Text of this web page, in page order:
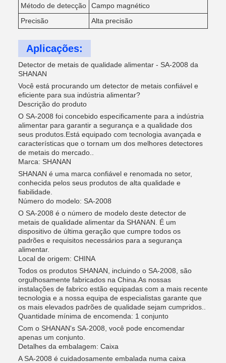
Método de detecção
Campo magnético
Precisão
Alta precisão
Aplicações:
Detector de metais de qualidade alimentar - SA-2008 da
SHANAN
Você está procurando um detector de metais confiável e
eficiente para sua indústria alimentar?
Descrição do produto
O SA-2008 foi concebido especificamente para a indústria
alimentar para garantir a segurança e a qualidade dos
seus produtos.Está equipado com tecnologia avançada e
características que o tornam um dos melhores detectores
de metais do mercado..
Marca: SHANAN
SHANAN é uma marca confiável e renomada no setor,
conhecida pelos seus produtos de alta qualidade e
fiabilidade.
Número do modelo: SA-2008
O SA-2008 é o número de modelo deste detector de
metais de qualidade alimentar da SHANAN. É um
dispositivo de última geração que cumpre todos os
padrões e requisitos necessários para a segurança
alimentar.
Local de origem: CHINA
Todos os produtos SHANAN, incluindo o SA-2008, são
orgulhosamente fabricados na China.As nossas
instalações de fabrico estão equipadas com a mais recente
tecnologia e a nossa equipa de especialistas garante que
os mais elevados padrões de qualidade sejam cumpridos..
Quantidade mínima de encomenda: 1 conjunto
Com o SHANAN's SA-2008, você pode encomendar
apenas um conjunto.
Detalhes da embalagem: Caixa
A SA-2008 é cuidadosamente embalada numa caixa